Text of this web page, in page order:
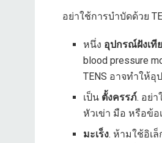
อย่าใช้การบำบัดด้วย
หนึ่ง อุปกรณ์ฝังเที
blood pressure
TENS อาจทำให้
เป็น ตั้งครรภ์. อย่
หัวเข่า มือ หรือข้อ
มะเร็ง. ห้ามใช้อิเ